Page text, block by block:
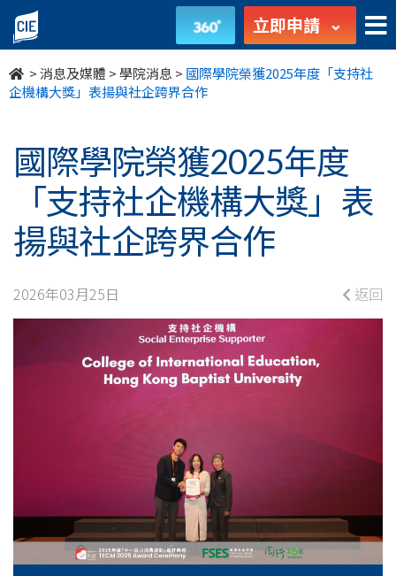
國
際
學
榮
2025
年
度
「支
機
構
立即申請
>消息及媒體 >學院消息 > 國際學院榮獲2025年度「支持社
企機構大獎」表揚與社企跨界合作
國際學院榮獲2025年度
「支持社企機構大獎」表
揚與社企跨界合作
2026年03月25日 返回